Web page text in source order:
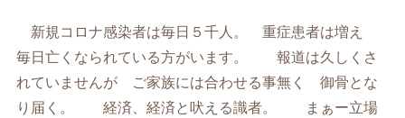
新規コロナ感染者は毎日５千人。 重症患者は増え
毎日亡くなられている方がいます。 報道は久しくさ
れていませんが ご家族には合わせる事無く 御骨とな
り届く。 経済、経済と吠える識者。 まぁー立場